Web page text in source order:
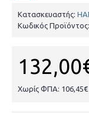
Κατασκευαστής:
Κωδικός Προϊόντος:
Χωρίς ΦΠΑ: 106,45€